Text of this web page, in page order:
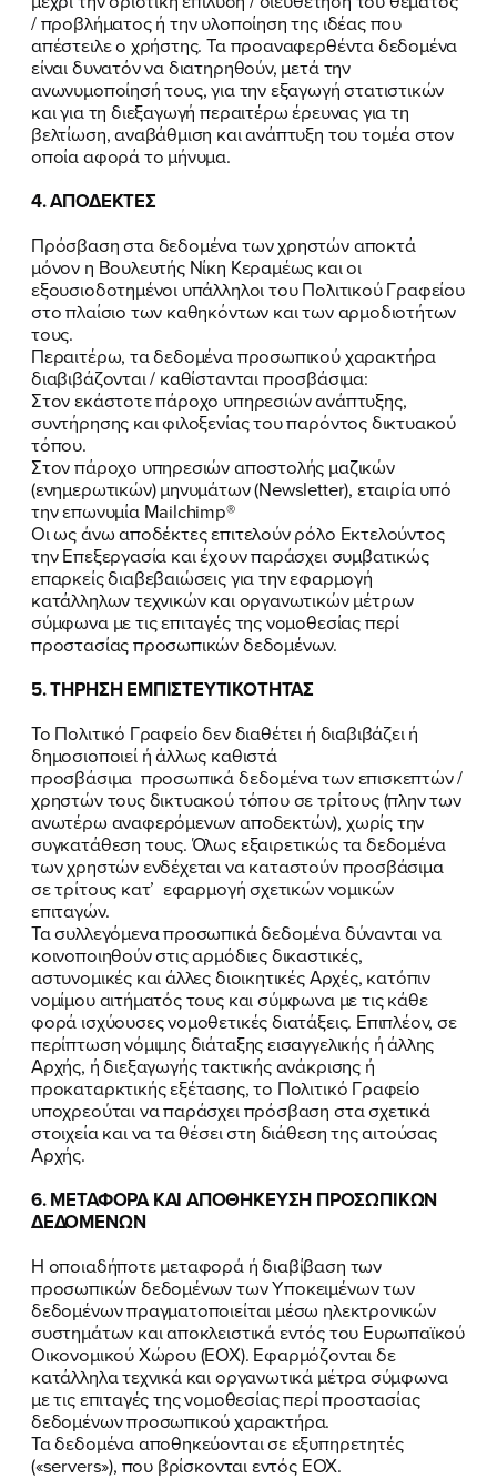
/ προβλήματος ή την υλοποίηση της ιδέας που
απέστειλε ο χρήστης. Τα προαναφερθέντα δεδομένα
είναι δυνατόν να διατηρηθούν, μετά την
ανωνυμοποίησή τους, για την εξαγωγή στατιστικών
και για τη διεξαγωγή περαιτέρω έρευνας για τη
βελτίωση, αναβάθμιση και ανάπτυξη του τομέα στον
οποία αφορά το μήνυμα.
4. ΑΠΟΔΕΚΤΕΣ
Πρόσβαση στα δεδομένα των χρηστών αποκτά
μόνον η Βουλευτής Νίκη Κεραμέως και οι
εξουσιοδοτημένοι υπάλληλοι του Πολιτικού Γραφείου
στο πλαίσιο των καθηκόντων και των αρμοδιοτήτων
τους.
Περαιτέρω, τα δεδομένα προσωπικού χαρακτήρα
διαβιβάζονται / καθίστανται προσβάσιμα:
Στον εκάστοτε πάροχο υπηρεσιών ανάπτυξης,
συντήρησης και φιλοξενίας του παρόντος δικτυακού
τόπου.
Στον πάροχο υπηρεσιών αποστολής μαζικών
(ενημερωτικών) μηνυμάτων (Newsletter), εταιρία υπό
την επωνυμία Mailchimp®
Oι ως άνω αποδέκτες επιτελούν ρόλο Εκτελούντος
την Επεξεργασία και έχουν παράσχει συμβατικώς
επαρκείς διαβεβαιώσεις για την εφαρμογή
κατάλληλων τεχνικών και οργανωτικών μέτρων
σύμφωνα με τις επιταγές της νομοθεσίας περί
προστασίας προσωπικών δεδομένων.
5. ΤΗΡΗΣΗ ΕΜΠΙΣΤΕΥΤΙΚΟΤΗΤΑΣ
Το Πολιτικό Γραφείο δεν διαθέτει ή διαβιβάζει ή
δημοσιοποιεί ή άλλως καθιστά
προσβάσιμα προσωπικά δεδομένα των επισκεπτών /
χρηστών τους δικτυακού τόπου σε τρίτους (πλην των
ανωτέρω αναφερόμενων αποδεκτών), χωρίς την
συγκατάθεση τους. Όλως εξαιρετικώς τα δεδομένα
των χρηστών ενδέχεται να καταστούν προσβάσιμα
σε τρίτους κατ’ εφαρμογή σχετικών νομικών
επιταγών.
Τα συλλεγόμενα προσωπικά δεδομένα δύνανται να
κοινοποιηθούν στις αρμόδιες δικαστικές,
αστυνομικές και άλλες διοικητικές Αρχές, κατόπιν
νομίμου αιτήματός τους και σύμφωνα με τις κάθε
φορά ισχύουσες νομοθετικές διατάξεις. Επιπλέον, σε
περίπτωση νόμιμης διάταξης εισαγγελικής ή άλλης
Αρχής, ή διεξαγωγής τακτικής ανάκρισης ή
προκαταρκτικής εξέτασης, το Πολιτικό Γραφείο
υποχρεούται να παράσχει πρόσβαση στα σχετικά
στοιχεία και να τα θέσει στη διάθεση της αιτούσας
Αρχής.
6. ΜΕΤΑΦΟΡΑ ΚΑΙ ΑΠΟΘΗΚΕΥΣΗ ΠΡΟΣΩΠΙΚΩΝ
ΔΕΔΟΜΕΝΩΝ
Η οποιαδήποτε μεταφορά ή διαβίβαση των
προσωπικών δεδομένων των Υποκειμένων των
δεδομένων πραγματοποιείται μέσω ηλεκτρονικών
συστημάτων και αποκλειστικά εντός του Ευρωπαϊκού
Οικονομικού Χώρου (ΕΟΧ). Εφαρμόζονται δε
κατάλληλα τεχνικά και οργανωτικά μέτρα σύμφωνα
με τις επιταγές της νομοθεσίας περί προστασίας
δεδομένων προσωπικού χαρακτήρα.
Τα δεδομένα αποθηκεύονται σε εξυπηρετητές
(«servers»), που βρίσκονται εντός ΕΟΧ.